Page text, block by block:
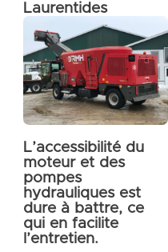
Laurentides
L’accessibilité du
moteur et des
pompes
hydrauliques est
dure à battre, ce
qui en facilite
l’entretien.